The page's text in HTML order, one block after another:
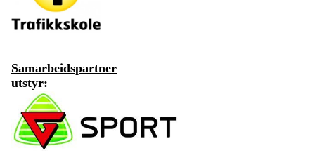
Samarbeidspartner
utstyr: